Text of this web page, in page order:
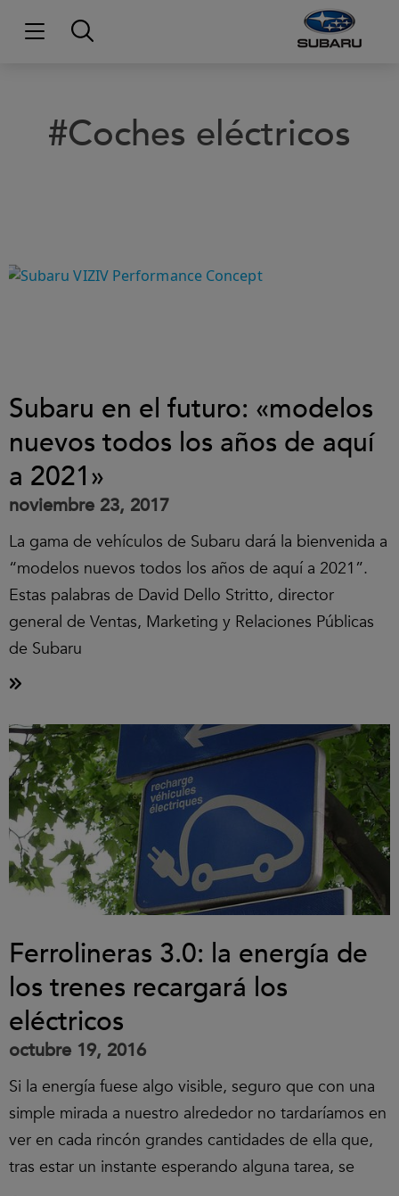
#Coches eléctricos
Subaru en el futuro: «modelos
nuevos todos los años de aquí
a 2021»
noviembre 23, 2017
La gama de vehículos de Subaru dará la bienvenida a
“modelos nuevos todos los años de aquí a 2021”.
Estas palabras de David Dello Stritto, director
general de Ventas, Marketing y Relaciones Públicas
de Subaru
Ferrolineras 3.0: la energía de
los trenes recargará los
eléctricos
octubre 19, 2016
Si la energía fuese algo visible, seguro que con una
simple mirada a nuestro alrededor no tardaríamos en
ver en cada rincón grandes cantidades de ella que,
tras estar un instante esperando alguna tarea, se